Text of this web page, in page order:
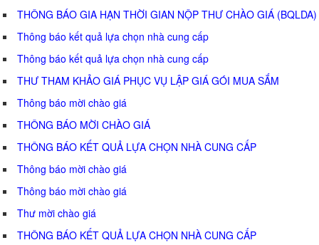
THÔNG BÁO GIA HẠN THỜI GIAN NỘP THƯ CHÀO GIÁ (BQLDA)
Thông báo kết quả lựa chọn nhà cung cấp
Thông báo kết quả lựa chọn nhà cung cấp
THƯ THAM KHẢO GIÁ PHỤC VỤ LẬP GIÁ GÓI MUA SẮM
Thông báo mời chào giá
THÔNG BÁO MỜI CHÀO GIÁ
THÔNG BÁO KẾT QUẢ LỰA CHỌN NHÀ CUNG CẤP
Thông báo mời chào giá
Thông báo mời chào giá
Thư mời chào giá
THÔNG BÁO KẾT QUẢ LỰA CHỌN NHÀ CUNG CẤP